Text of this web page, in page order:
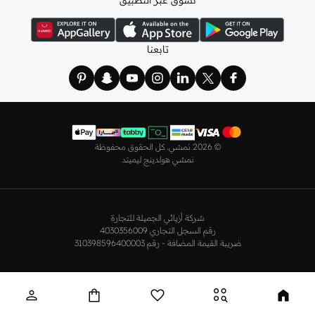
رياضية مقاومة للماء والهواء وبناطيل رياضية ضيقة. وإذا كنت من هواة ممارسة الأنشطة
الرياضية الكثيفة، ننصحك بارتداء لباس ضيق للجري مع
بناطيل رياضيةأو بناطيل
مقاومة للماء لإطلالة شتوية لا تسبب لك أي إزعاج تحافظ على راحتك طوال الوقت.
تعرف على أحدث تشكيلة للرجال من اديداس في نمشي، وجدّد مظهرك في عطلة نهاية
الأسبوع مع تيشيرتات ذات شعار مميز منسقة مع سويت شيرتات مترهلة وجينزات
سوداء مستقيمة مع حقيبة ظهر أنيقة لمظهر متكامل.
ملابس أديداس للنساء مثالية للمرأة العصرية والرياضية التي تتمتع بإحساس رائع
بالأناقة. علامة تجارية عالمية رائدة تقدم ملابس للنساء ومعدات و
جميع أنحاء العالم. تصميمات اديداس النسائية ملائمة لتمرينات اللياقة البدنية والجري
وبناطيل وليقنز ولانجري و هوديات وسويت شيرتات
جاكيتات ومعاطفو بلايزوجوارب وشورتات وملابس سباحة وفساتين
وازياء حوامل وتنانير لتمنحك الراحة والأداء المتميز في صالة الألعاب الرياضية وفي
الأنيقة. تشكيلة ملابس اديداس الرائعة للنساء تضم تصميمات مختلفة تناسب الجميع،
تابعنا
© 2026 نمشي. كل الحقوق محفوظة
نمشي هولدينج ليميتد
شركة أزيائي الجميلة للتجارة
رقم السجل التجاري 4030356009
ضريبة القيمة المضافة - رقم 310398596400003